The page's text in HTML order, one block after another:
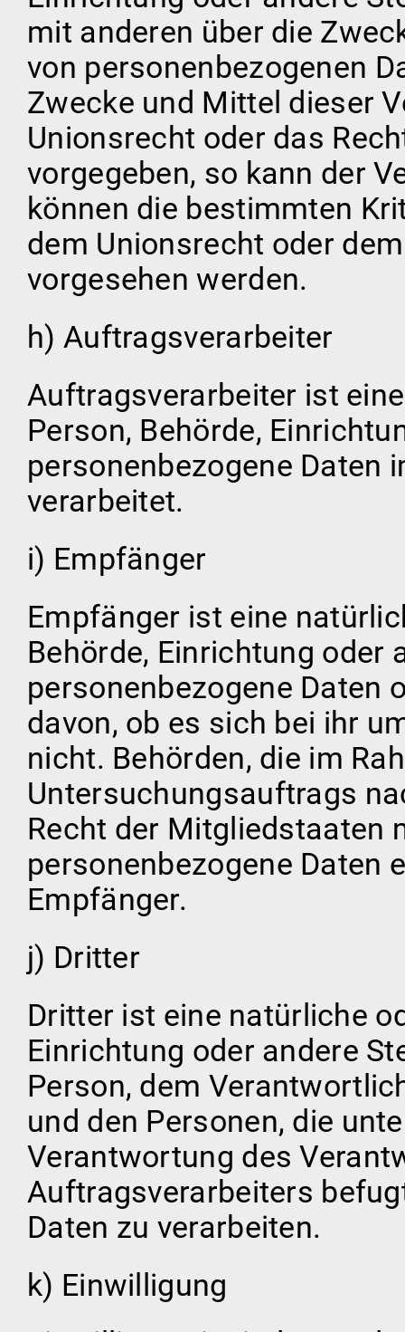
mit anderen über die
von personenbezogenen
Zwecke und Mittel dieser
Unionsrecht oder das
vorgegeben, so kann der
können die bestimmten
dem Unionsrecht oder
vorgesehen werden.
h) Auftragsverarbeiter
Auftragsverarbeiter ist
Person, Behörde,
personenbezogene Daten
verarbeitet.
i) Empfänger
Empfänger ist eine
Behörde, Einrichtung oder
personenbezogene Daten
davon, ob es sich bei ihr
nicht. Behörden, die im
Untersuchungsauftrags
Recht der Mitgliedstaaten
personenbezogene Daten
Empfänger.
j) Dritter
Dritter ist eine natürliche
Einrichtung oder andere
Person, dem
und den Personen, die
Verantwortung des
Auftragsverarbeiters
Daten zu verarbeiten.
k) Einwilligung